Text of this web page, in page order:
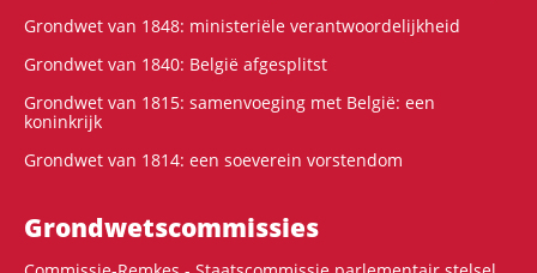
Grondwet van 1848: ministeriële verantwoordelijkheid
Grondwet van 1840: België afgesplitst
Grondwet van 1815: samenvoeging met België: een
koninkrijk
Grondwet van 1814: een soeverein vorstendom
Grondwets­commissies